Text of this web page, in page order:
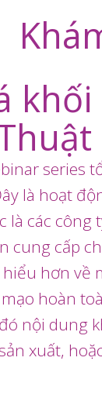
series
là hoạt
là các
cung cấp
hơn về
hoàn
nội dung
xuất,